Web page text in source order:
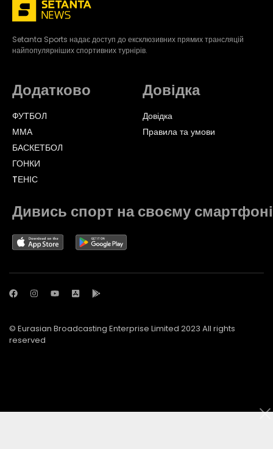
Setanta Sports надає доступ до ексклюзивних прямих трансляцій
найпопулярніших спортивних турнірів.
Додатково
ФУТБОЛ
ММА
БАСКЕТБОЛ
ГОНКИ
TЕНІС
Довідка
Довідка
Правила та умови
Дивись спорт на своєму смартфоні
© Eurasian Broadcasting Enterprise Limited 2023 All rights
reserved